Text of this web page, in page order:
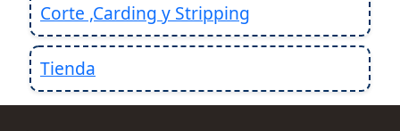
Corte ,Carding y Stripping
Tienda